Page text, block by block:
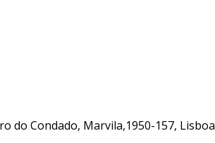
do Condado, Marvila,1950-157, Lisboa